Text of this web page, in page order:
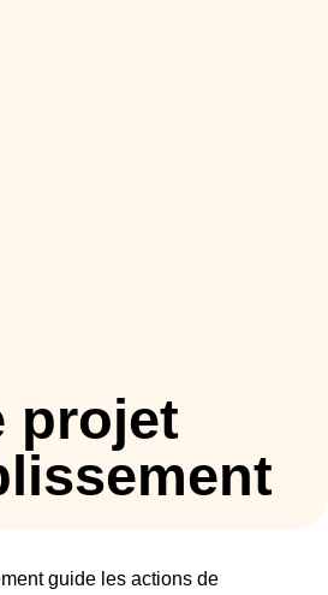
projet
guide les actions de